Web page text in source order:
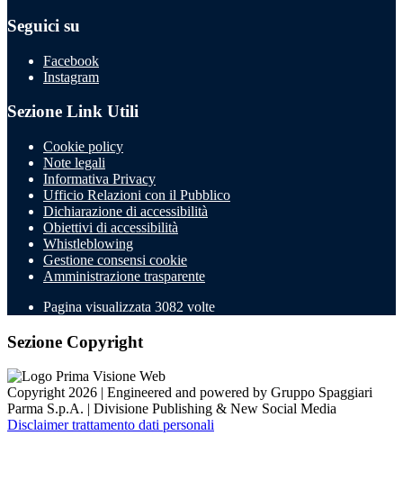
Seguici su
Facebook
Instagram
Sezione Link Utili
Cookie policy
Note legali
Informativa Privacy
Ufficio Relazioni con il Pubblico
Dichiarazione di accessibilità
Obiettivi di accessibilità
Whistleblowing
Gestione consensi cookie
Amministrazione trasparente
Pagina visualizzata 3082 volte
Sezione Copyright
Copyright 2026 | Engineered and powered by Gruppo Spaggiari
Parma S.p.A. | Divisione Publishing & New Social Media
Disclaimer trattamento dati personali